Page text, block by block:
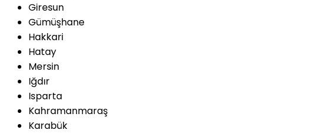
Giresun
Gümüşhane
Hakkari
Hatay
Mersin
Iğdır
Isparta
Kahramanmaraş
Karabük